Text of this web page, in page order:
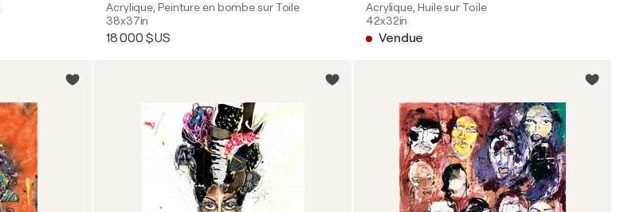
Acrylique, Peinture en bombe sur Toile
38x37in
18 000 $US
Acrylique, Huile sur Toile
42x32in
Vendue